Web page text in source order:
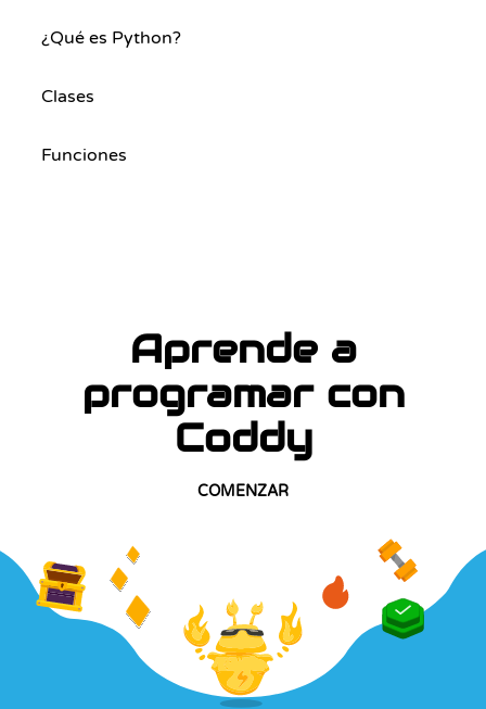
¿Qué es Python?
Clases
Funciones
Aprende a
programar con
Coddy
COMENZAR